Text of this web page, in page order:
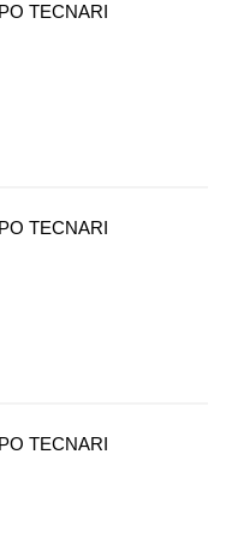
TECNARI
TECNARI
TECNARI